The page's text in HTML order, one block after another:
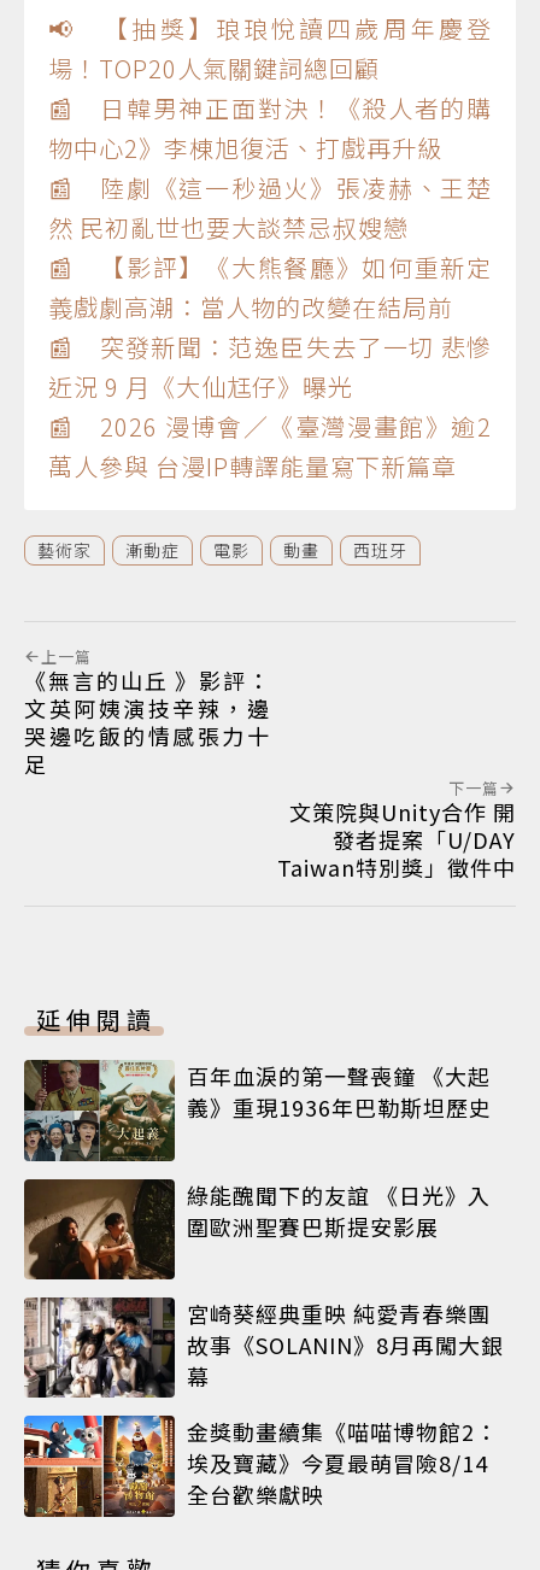
📢 【抽獎】琅琅悅讀四歲周年慶登
場！TOP20人氣關鍵詞總回顧
📰 日韓男神正面對決！《殺人者的購
物中心2》李棟旭復活、打戲再升級
📰 陸劇《這一秒過火》張凌赫、王楚
然 民初亂世也要大談禁忌叔嫂戀
📰 【影評】《大熊餐廳》如何重新定
義戲劇高潮：當人物的改變在結局前
📰 突發新聞：范逸臣失去了一切 悲慘
近況 9 月《大仙尪仔》曝光
📰 2026 漫博會／《臺灣漫畫館》逾2
萬人參與 台漫IP轉譯能量寫下新篇章
藝術家 漸動症 電影 動畫 西班牙
上一篇
《無言的山丘 》影評：
文英阿姨演技辛辣，邊
哭邊吃飯的情感張力十
足
下一篇
文策院與Unity合作 開
發者提案「U/DAY
Taiwan特別獎」徵件中
延伸閱讀
百年血淚的第一聲喪鐘 《大起
義》重現1936年巴勒斯坦歷史
綠能醜聞下的友誼 《日光》入
圍歐洲聖賽巴斯提安影展
宮崎葵經典重映 純愛青春樂團
故事《SOLANIN》8月再闖大銀
幕
金獎動畫續集《喵喵博物館2：
埃及寶藏》今夏最萌冒險8/14
全台歡樂獻映